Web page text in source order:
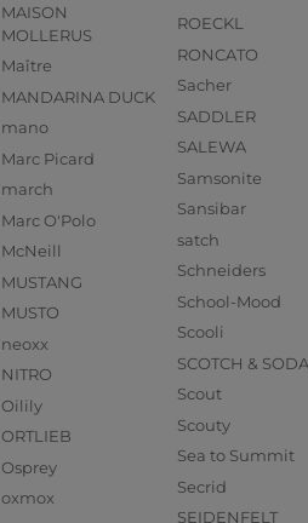
MAISON
MOLLERUS
Maître
MANDARINA DUCK
mano
Marc Picard
march
Marc O'Polo
McNeill
MUSTANG
MUSTO
neoxx
NITRO
Oilily
ORTLIEB
Osprey
oxmox
ROECKL
RONCATO
Sacher
SADDLER
SALEWA
Samsonite
Sansibar
satch
Schneiders
School-Mood
Scooli
SCOTCH & SODA
Scout
Scouty
Sea to Summit
Secrid
SEIDENFELT